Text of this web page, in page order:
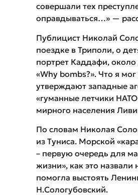
совершали тех
оправдываться…» —
Публицист Николай
поездке в Триполи, о
портрет Каддафи,
«Why bombs?». Что я
утверждают западные
«гуманные летчики
мирного населения
По словам Николая
из Туниса. Морской
– первую очередь для
жизни», как это
помогла выстоять
Н.Сологубовский.